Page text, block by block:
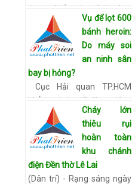
được biết gia đình ông
Thức có bộ lư đồng cổ đổi
màu quý hiếm, nhiều người
đã tìm đến hỏi mua, trả giá
tới 300 tỷ đồng. Ông …
Xem
chi tiết
Vụ để lọt 600
bánh heroin:
Do máy soi
an ninh sân
bay bị hỏng?
Cục Hải quan TP.HCM
khẳng định đã làm đúng
quy trình, việc để lọt 600
bánh heroin là do máy soi
an ninh sân bay bị hỏng và
quy trình kiểm tra an… Xem
chi tiết
Cháy lớn
thiêu rụi
hoàn toàn
khu chánh
điện Đền thờ Lê Lai
(Dân trí) - Rạng sáng ngày